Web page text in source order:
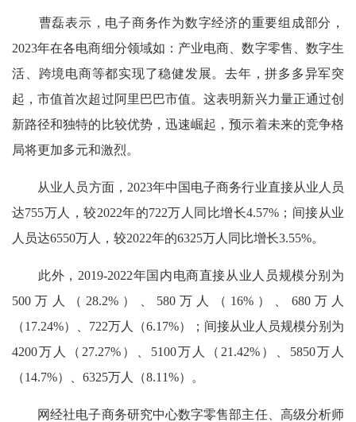
曹磊表示，电子商务作为数字经济的重要组成部分，
2023年在各电商细分领域如：产业电商、数字零售、数字生
活、跨境电商等都实现了稳健发展。去年，拼多多异军突
起，市值首次超过阿里巴巴市值。这表明新兴力量正通过创
新路径和独特的比较优势，迅速崛起，预示着未来的竞争格
局将更加多元和激烈。
从业人员方面，2023年中国电子商务行业直接从业人员
达755万人，较2022年的722万人同比增长4.57%；间接从业
人员达6550万人，较2022年的6325万人同比增长3.55%。
此外，2019-2022年国内电商直接从业人员规模分别为
500万人（28.2%）、580万人（16%）、680万人
（17.24%）、722万人（6.17%）；间接从业人员规模分别为
4200万人（27.27%）、5100万人（21.42%）、5850万人
（14.7%）、6325万人（8.11%）。
网经社电子商务研究中心数字零售部主任、高级分析师